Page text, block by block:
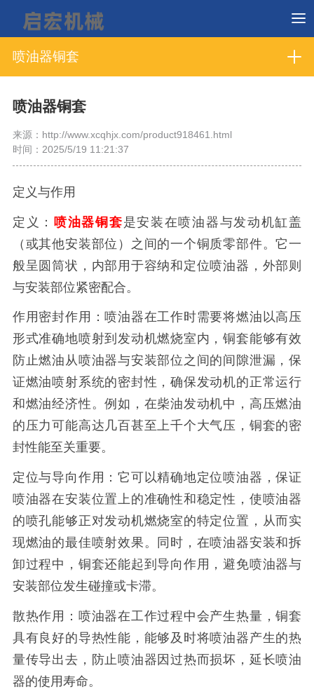
喷油器铜套
喷油器铜套
来源：http://www.xcqhjx.com/product918461.html
时间：2025/5/19 11:21:37
定义与作用
定义： 喷油器铜套是安装在喷油器与发动机缸盖
（或其他安装部位）之间的一个铜质零部件。它一
般呈圆筒状，内部用于容纳和定位喷油器，外部则
与安装部位紧密配合。
作用密封作用：喷油器在工作时需要将燃油以高压
形式准确地喷射到发动机燃烧室内，铜套能够有效
防止燃油从喷油器与安装部位之间的间隙泄漏，保
证燃油喷射系统的密封性，确保发动机的正常运行
和燃油经济性。例如，在柴油发动机中，高压燃油
的压力可能高达几百甚至上千个大气压，铜套的密
封性能至关重要。
定位与导向作用：它可以精确地定位喷油器，保证
喷油器在安装位置上的准确性和稳定性，使喷油器
的喷孔能够正对发动机燃烧室的特定位置，从而实
现燃油的最佳喷射效果。同时，在喷油器安装和拆
卸过程中，铜套还能起到导向作用，避免喷油器与
安装部位发生碰撞或卡滞。
散热作用：喷油器在工作过程中会产生热量，铜套
具有良好的导热性能，能够及时将喷油器产生的热
量传导出去，防止喷油器因过热而损坏，延长喷油
器的使用寿命。